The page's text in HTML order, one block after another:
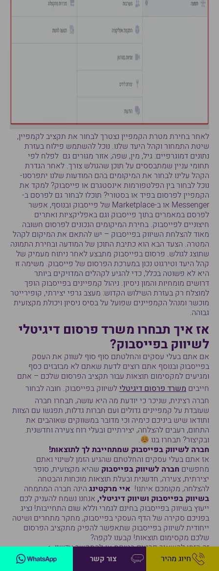
לאחר בחירת מטרת הקמפיין נצטרך לבחור את תקציב לקמפיין,
שיטת התמחור וקהל היעד שלנו. נוכל להשתמש פילוח בעזרת
נתונים דמוגרפיים: גיל, מין, שפה, אזור מגורים גם לפלח לפי
תחומי עניין שמתבססים על תוכן שהגולש צורך. לאחר הגדרת
הקהל עלינו לבחור את המיקומים בהם המודעות שלנו יתפרסנו-
נוכל לבחור בין הפלטפורמות אינסטגרם או פייסבוק? למקד את
הקמפיין לפרסום בפיד או בסטורי? תוכלו לבחור גם לפרסם ב-
Messenger או ב-Marketplace של פייסבוק ובנוסף, אפשר
לפרסם במאמרים בתוך פייסבוק וגם באפליקציות ואתרים
חיצוניים לפייסבוק. בחירת המיקומים הנכונים לפרסום חשובה
מאוד להצלחת השיווק בפייסבוק – יש להתאם את המיקום לקהל
המטרה. הצעד הבא הוא כתיבת התוכן של המודעה ובחירת התמונה
שתוצג לגולש. פרסום בפייסבוק מתבצע לאחר ניתוח מעמיק של
קהל היעד וטירגוט נכון במערכת הפרסום של פייסבוק. משימה זו
היא לא פשוטה בכלל, כדי להגיע לקהלים המדויקים ביותר
דרושים מומחיות והמון ניסיון. ניהול קמפיינים בפייסבוק הופך
למוצלח רק בעזרת השילוש הקדוש: מעצב גרפי יצירתי, קופירייטר
מוכשר ומנהל הקמפיינים שפועל על בסיס ניסיון ויכולת מקצועית
גבוהה.
אז איך תבחרו משרד פרסום דיגיטלי
לשיווק בפייסבוק?
אם אתם בעלי עסקים והחלטתם סוף סוף לשווק את העסק
בפייסבוק ובנוסף אתם רוצים לדעת שאתם לא מבזבזים כסף
ומגיעים למקסימום תוצאות עבור תקציב הפרסום שלכם – אתם
חייבים משרד פרסום דיגיטלילשיווק בפייסבוק. חובה לבחור
חברה רצינית, שניכר כי יודעת מה היא עושה, תבחרו חברה
שעובדת על קמפיינים גדולים ועם חברות גדלות, תפגשו עם הצוות
ותודאו שיש ביניכם כימיה וכי מדובר במשווקים שאוהבים את
התחום, רעבים להצלחה, יצירתיים ובעלי רוח צעירה וחדשנית.
ובקיצור? תבחרו בנו
.
חברה לשיווק בפייסבוק שמתחייבת לך לתוצאות!
אז אתם בעלי עסקים והחלטתם שהגיע הזמן לשינוי ואתם
מחפשים חברה לשיווק בפייסבוק שהיא מקצועית, סופר
יצירתית, צעירה, חדשנית ובעלת תוצאות מוכחות והבטחה
להצלחה, מקומכם איתנו! איי מרקטינג הינה חברה המתמחה
בשיווק בפייסבוק ושיווק דיגיטלי, אנחנו נשמח להעניק לכם
ייעוץ בשיווק בפייסבוק בחינם לגמרי וללא שום התחייבות! נציג
בפניכם סקירה של הדף העסקי בפייסבוק, מחקר מתחרים ושיטה
ייחודית לשיווק בפייסבוק שתאפשר להפיק מתקציב הפרסום
שלכם מקסימום תוצאות! קבענו לקפה?
זה הזמן להשאיר פרטים בטופס או להתקשר עכשיו ->
03-9058712
חיוג מהיר צור קשר